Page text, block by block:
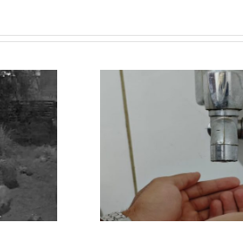
ÁGUA
EM
DE
APÓS
DA
ONÇA
FORÇA-